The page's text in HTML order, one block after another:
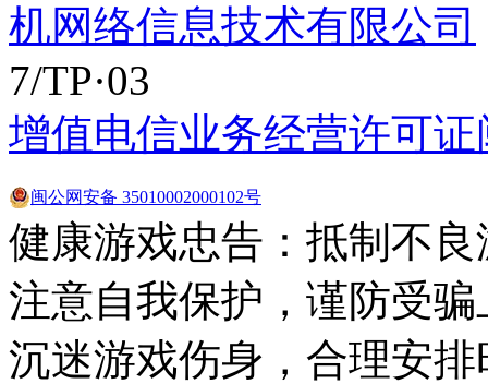
机网络信息技术有限公司
7/TP·03
增值电信业务经营许可证
闽公网安备 35010002000102号
健康游戏忠告：抵制不
注意自我保护，谨防受
沉迷游戏伤身，合理安